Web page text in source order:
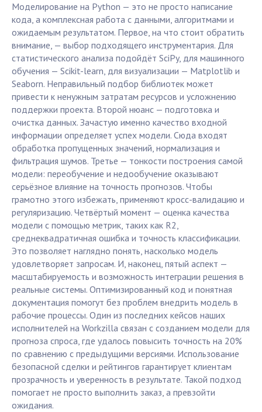
Моделирование на Python — это не просто написание
кода, а комплексная работа с данными, алгоритмами и
ожидаемым результатом. Первое, на что стоит обратить
внимание, — выбор подходящего инструментария. Для
статистического анализа подойдёт SciPy, для машинного
обучения — Scikit-learn, для визуализации — Matplotlib и
Seaborn. Неправильный подбор библиотек может
привести к ненужным затратам ресурсов и усложнению
поддержки проекта. Второй нюанс — подготовка и
очистка данных. Зачастую именно качество входной
информации определяет успех модели. Сюда входят
обработка пропущенных значений, нормализация и
фильтрация шумов. Третье — тонкости построения самой
модели: переобучение и недообучение оказывают
серьёзное влияние на точность прогнозов. Чтобы
грамотно этого избежать, применяют кросс-валидацию и
регуляризацию. Четвёртый момент — оценка качества
модели с помощью метрик, таких как R2,
среднеквадратичная ошибка и точность классификации.
Это позволяет наглядно понять, насколько модель
удовлетворяет запросам. И, наконец, пятый аспект —
масштабируемость и возможность интеграции решения в
реальные системы. Оптимизированный код и понятная
документация помогут без проблем внедрить модель в
рабочие процессы. Один из последних кейсов наших
исполнителей на Workzilla связан с созданием модели для
прогноза спроса, где удалось повысить точность на 20%
по сравнению с предыдущими версиями. Использование
безопасной сделки и рейтингов гарантирует клиентам
прозрачность и уверенность в результате. Такой подход
помогает не просто выполнить заказ, а превзойти
ожидания.